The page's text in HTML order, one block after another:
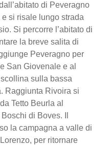
di Peveragno
si risale lungo strada
Si percorre l’abitato di
la breve salita di
Peveragno per
San Giovenale e al
sulla bassa
Raggiunta Rivoira si
Tetto Beurla al
di Boves. Il
la campagna a valle di
per ritornare